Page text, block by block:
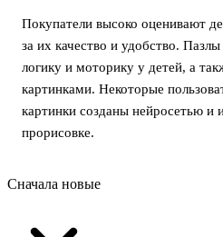
Покупатели высоко оценивают
за их качество и удобство.
логику и моторику у детей, а
картинками. Некоторые
картинки созданы нейросетью и
прорисовке.
Сначала новые